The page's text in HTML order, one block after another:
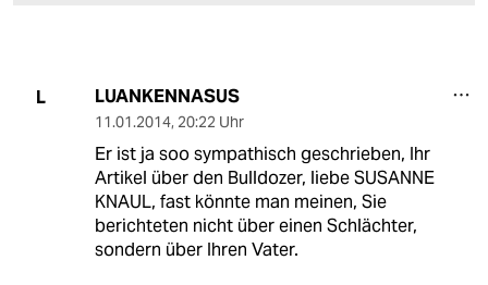
L LUANKENNASUS
11.01.2014, 20:22 Uhr
Er ist ja soo sympathisch geschrieben, Ihr
Artikel über den Bulldozer, liebe SUSANNE
KNAUL, fast könnte man meinen, Sie
berichteten nicht über einen Schlächter,
sondern über Ihren Vater.